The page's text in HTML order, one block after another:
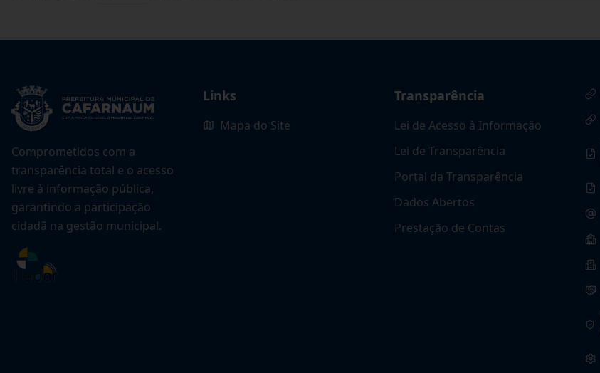
Comprometidos com a
transparência total e o acesso
livre à informação pública,
garantindo a participação
cidadã na gestão municipal.
Links
Mapa do Site
Transparência
Lei de Acesso à Informação
Lei de Transparência
Portal da Transparência
Dados Abertos
Prestação de Contas